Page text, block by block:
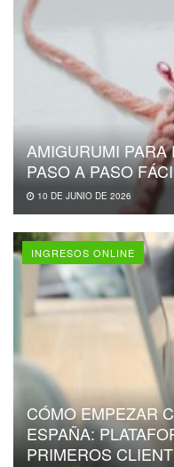
AMIGURUMI
PASO A PASO
10 DE JUNIO DE 2026
INGRESOS ONLINE
CÓMO EMPEZAR
ESPAÑA:
PRIMEROS